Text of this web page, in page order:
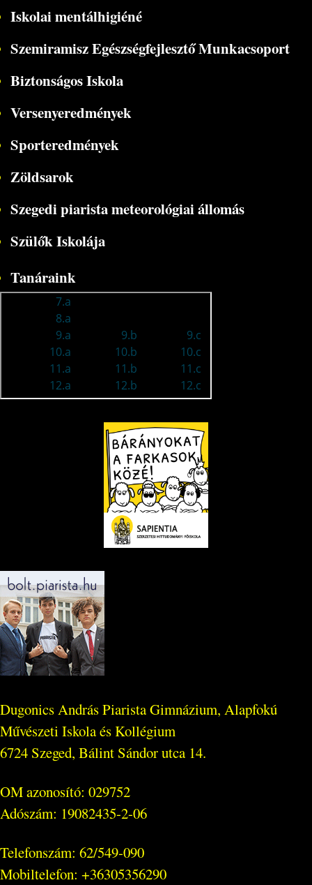
Iskolai mentálhigiéné
Szemiramisz Egészségfejlesztő Munkacsoport
Biztonságos Iskola
Versenyeredmények
Sporteredmények
Zöldsarok
Szegedi piarista meteorológiai állomás
Szülők Iskolája
Tanáraink
Dugonics András Piarista Gimnázium, Alapfokú
Művészeti Iskola és Kollégium
6724 Szeged, Bálint Sándor utca 14.
OM azonosító: 029752
Adószám: 19082435-2-06
Telefonszám: 62/549-090
Mobiltelefon: +36305356290